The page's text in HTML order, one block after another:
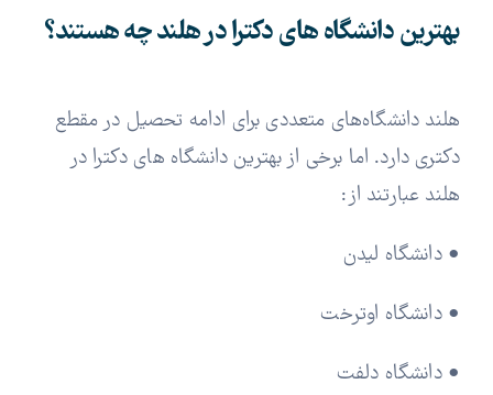
بهترین دانشگاه های دکترا در هلند چه هستند؟
هلند دانشگاه‌های متعددی برای ادامه تحصیل در مقطع
دکتری دارد. اما برخی از بهترین دانشگاه های دکترا در
هلند عبارتند از:
• دانشگاه لیدن
• دانشگاه اوترخت
• دانشگاه دلفت